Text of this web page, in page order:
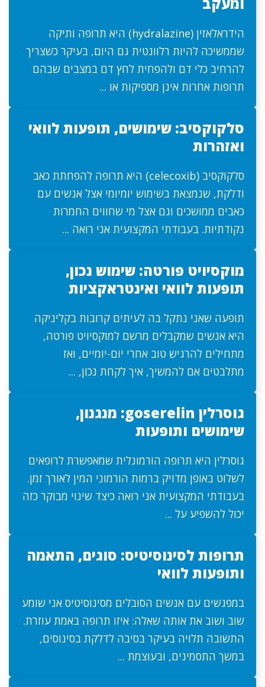
הידראלאזין (hydralazine) היא תרופה ותיקה
שממשיכה להיות רלוונטית גם היום, בעיקר כשצריך
להרחיב כלי דם ולהפחית לחץ דם במצבים שבהם
תרופות אחרות אינן מספיקות או ...
סלקוקסיב: שימושים, תופעות לוואי
ואזהרות
סלקוקסיב (celecoxib) היא תרופה להפחתת כאב
ודלקת, שנמצאת בשימוש יומיומי אצל אנשים עם
כאבים ממושכים וגם אצל מי שחווים החמרות
נקודתיות. בעבודתי המקצועית אני רואה ...
מוקסיויט פורטה: שימוש נכון,
תופעות לוואי ואינטראקציות
תופעה שאני נתקל בה לעיתים קרובות בקליניקה
היא אנשים שמקבלים מרשם למוקסיויט פורטה,
מתחילים להרגיש טוב אחרי יום-יומיים, ואז
מתלבטים אם להמשיך, איך לקחת נכון, ...
גוסרלין goserelin: מנגנון,
שימושים ותופעות
גוסרלין היא תרופה הורמונלית שמאפשרת לרופאים
לשלוט באופן מדויק ברמות הורמוני המין לאורך זמן.
בעבודתי המקצועית אני רואה כיצד שינוי מבוקר כזה
יכול להשפיע על ...
תרופות לסינוסיטיס: סוגים, התאמה
ותופעות לוואי
במפגשים עם אנשים הסובלים מסינוסיטיס אני שומע
שוב ושוב את אותה שאלה: איזו תרופה באמת עוזרת.
התשובה תלויה בעיקר בסיבה לדלקת בסינוסים,
במשך התסמינים, ובעוצמת ...